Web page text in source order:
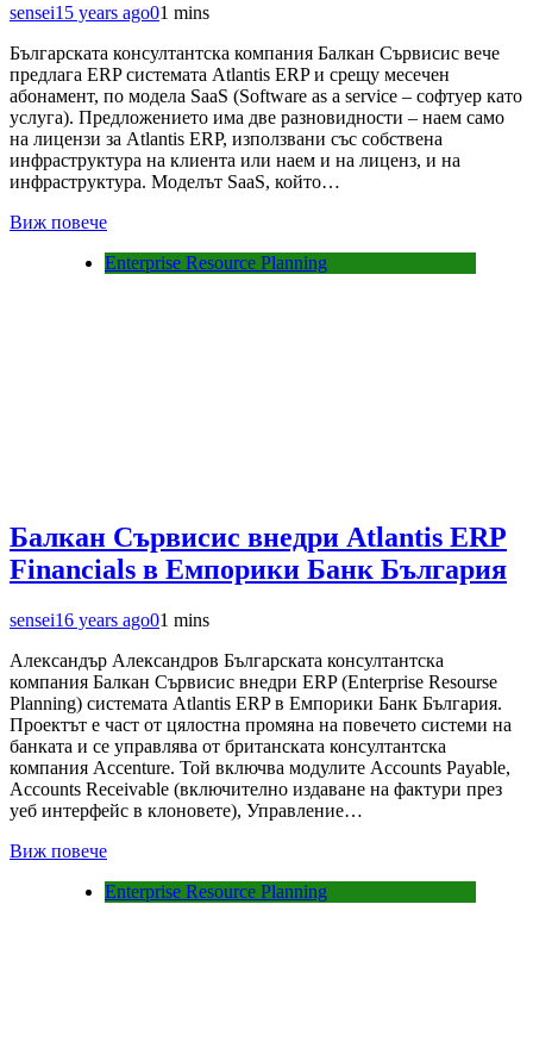
sensei15 years ago01 mins
Българската консултантска компания Балкан Сървисис вече
предлага ERP системата Atlantis ERP и срещу месечен
абонамент, по модела SaaS (Software as a service – софтуер като
услуга). Предложението има две разновидности – наем само
на лицензи за Atlantis ERP, използвани със собствена
инфраструктура на клиента или наем и на лиценз, и на
инфраструктура. Моделът SaaS, който…
Виж повече
Enterprise Resource Planning
Балкан Сървисис внедри Atlantis ERP
Financials в Емпорики Банк България
sensei16 years ago01 mins
Александър Александров Българската консултантска
компания Балкан Сървисис внедри ERP (Enterprise Resourse
Planning) системата Atlantis ERP в Емпорики Банк България.
Проектът е част от цялостна промяна на повечето системи на
банката и се управлява от британската консултантска
компания Accenture. Той включва модулите Accounts Payable,
Accounts Receivable (включително издаване на фактури през
уеб интерфейс в клоновете), Управление…
Виж повече
Enterprise Resource Planning